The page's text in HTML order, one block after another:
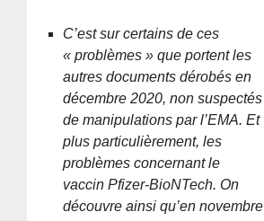
C’est sur certains de ces
« problèmes » que portent les
autres documents dérobés en
décembre 2020, non suspectés
de manipulations par l’EMA. Et
plus particulièrement, les
problèmes concernant le
vaccin Pfizer-BioNTech. On
découvre ainsi qu’en novembre